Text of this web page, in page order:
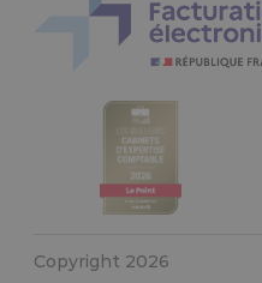
Copyright 2026